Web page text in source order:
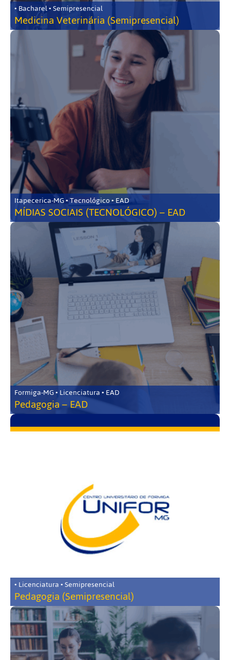
• Bacharel • Semipresencial
Medicina Veterinária (Semipresencial)
Itapecerica-MG • Tecnológico • EAD
MÍDIAS SOCIAIS (TECNOLÓGICO) – EAD
Formiga-MG • Licenciatura • EAD
Pedagogia – EAD
• Licenciatura • Semipresencial
Pedagogia (Semipresencial)